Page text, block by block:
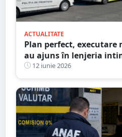
ACTUALITATE
Plan perfect,
au ajuns în lenjeria
fața judecătorului
12 iunie 2026